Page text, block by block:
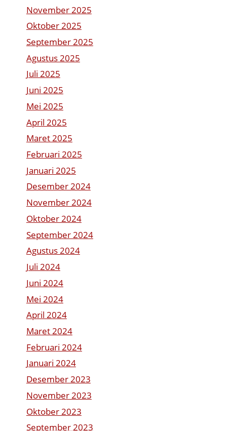
November 2025
Oktober 2025
September 2025
Agustus 2025
Juli 2025
Juni 2025
Mei 2025
April 2025
Maret 2025
Februari 2025
Januari 2025
Desember 2024
November 2024
Oktober 2024
September 2024
Agustus 2024
Juli 2024
Juni 2024
Mei 2024
April 2024
Maret 2024
Februari 2024
Januari 2024
Desember 2023
November 2023
Oktober 2023
September 2023